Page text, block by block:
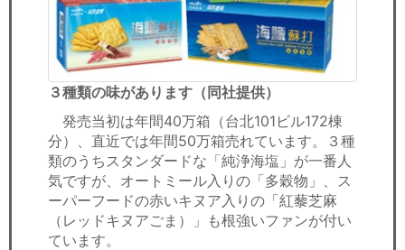
３種類の味があります（同社提供）
発売当初は年間40万箱（台北101ビル172棟
分）、直近では年間50万箱売れています。３種
類のうちスタンダードな「純浄海塩」が一番人
気ですが、オートミール入りの「多穀物」、ス
ーパーフードの赤いキヌア入りの「紅藜芝麻
（レッドキヌアごま）」も根強いファンが付い
ています。